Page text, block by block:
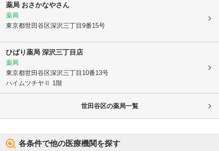
薬局 おさかなやさん
薬局
東京都世田谷区深沢三丁目9番15号
ひばり薬局 深沢三丁目店
薬局
東京都世田谷区深沢三丁目10番13号
ハイムツチヤⅡ 1階
世田谷区の薬局一覧
各条件で他の医療機関を探す